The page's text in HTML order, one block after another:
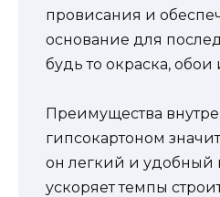
провисания и
основание для
будь то окраска, обои
Преимущества
гипсокартоном
он легкий и удобный
ускоряет темпы